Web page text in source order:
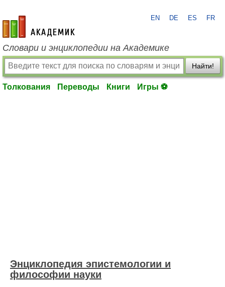
academic.ru
EN DE ES FR
Словари и энциклопедии на Академике
Найти!
Толкования Переводы Книги Игры ⚽
Энциклопедия эпистемологии и
философии науки